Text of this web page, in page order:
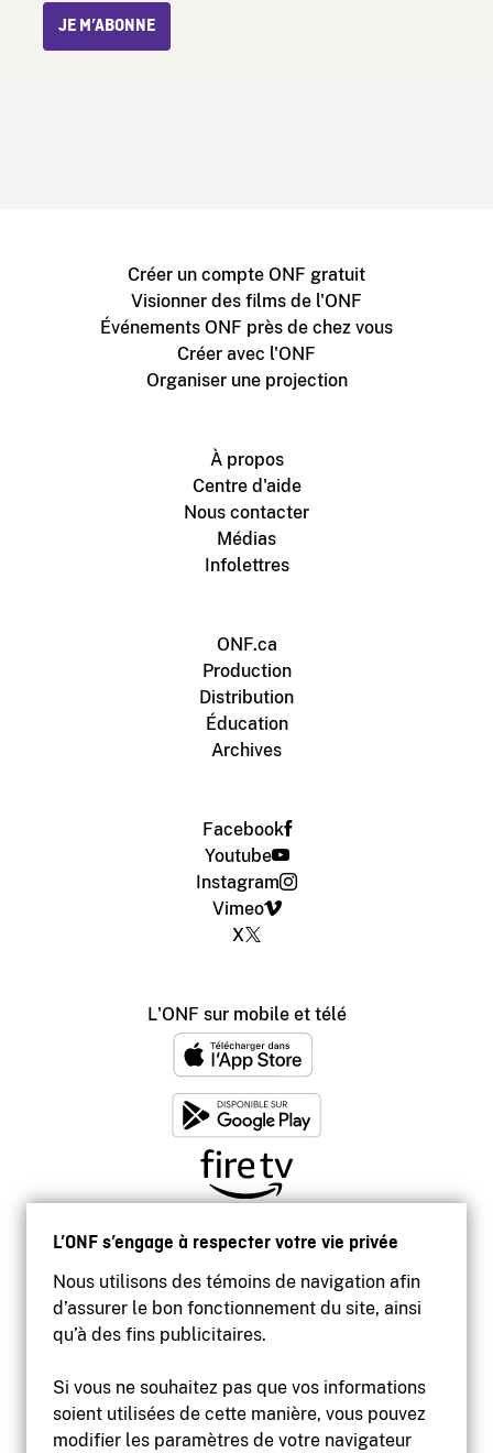
L’ONF s’engage à respecter votre vie privée
Nous utilisons des témoins de navigation afin
d’assurer le bon fonctionnement du site, ainsi
qu’à des fins publicitaires.
Si vous ne souhaitez pas que vos informations
soient utilisées de cette manière, vous pouvez
modifier les paramètres de votre navigateur
JE M’ABONNE
Créer un compte ONF gratuit
Visionner des films de l'ONF
Événements ONF près de chez vous
Créer avec l'ONF
Organiser une projection
À propos
Centre d'aide
Nous contacter
Médias
Infolettres
ONF.ca
Production
Distribution
Éducation
Archives
Facebook
Youtube
Instagram
Vimeo
X
L'ONF sur mobile et télé
Accessibilité